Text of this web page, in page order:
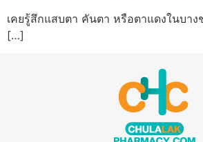
เคยรู้สึกแสบตา คันตา หรือตาแดงในบาง
[…]